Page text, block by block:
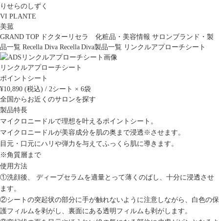
りせらのしずく
VI PLANTE
美菰
GRAND TOP
ドクターリセラ 化粧品・美容情報 サロンブランド・製
品一覧 Recella Diva Recella Diva製品一覧 リンクルアプローチシート
リンクルアプローチシート
ポイントシート
¥10,890 (税込) / 2シート × 6袋
全国からお近くのサロンを探す
製品特長
マイクロニードルで理想を叶えるポイントシート。
マイクロニードルが美容成分を肌の奥まで浸透※させます。
目元・口元にハリや弾力を与えてふっくら肌に導きます。
※角質層まで
使用方法
①洗顔後、 ディープセラムを適量とって薄くのばし、十分に浸透させ
ます。
②シートの突起状の部分に手が触れないように注意しながら、白色の保
護フィルムを剥がし、裏面にある透明フィルムも剥がします。